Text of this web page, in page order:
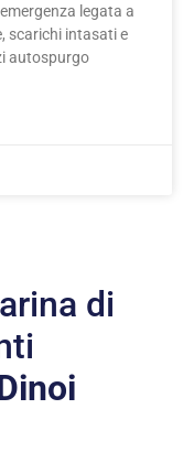
legata a
scarichi intasati e
autospurgo
di